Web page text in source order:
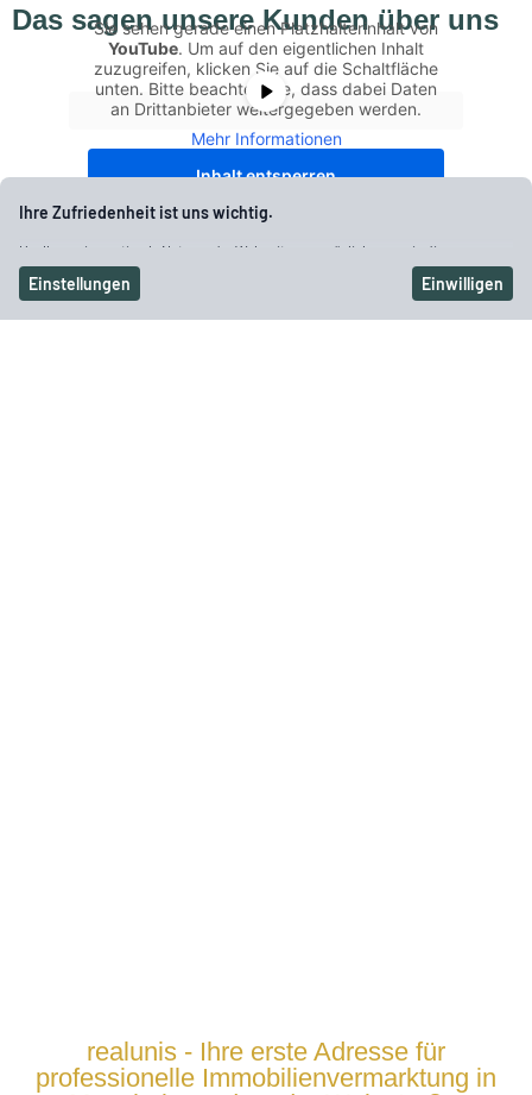
Das sagen unsere Kunden über uns
Sie sehen gerade einen Platzhalterinhalt von
YouTube. Um auf den eigentlichen Inhalt
zuzugreifen, klicken Sie auf die Schaltfläche
unten. Bitte beachten Sie, dass dabei Daten
an Drittanbieter weitergegeben werden.
Mehr Informationen
Inhalt entsperren
realunis - Ihre erste Adresse für
professionelle Immobilienvermarktung in